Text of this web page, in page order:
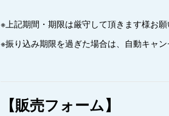
※上記期間・期限は厳守して頂きます様お願
※振り込み期限を過ぎた場合は、自動キャン
【販売フォーム】